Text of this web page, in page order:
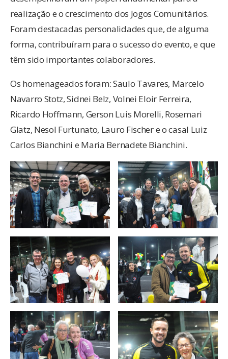
realização e o crescimento dos Jogos Comunitários.
Foram destacadas personalidades que, de alguma
forma, contribuíram para o sucesso do evento, e que
têm sido importantes colaboradores.
Os homenageados foram: Saulo Tavares, Marcelo
Navarro Stotz, Sidnei Belz, Volnei Eloir Ferreira,
Ricardo Hoffmann, Gerson Luis Morelli, Rosemari
Glatz, Nesol Furtunato, Lauro Fischer e o casal Luiz
Carlos Bianchini e Maria Bernadete Bianchini.